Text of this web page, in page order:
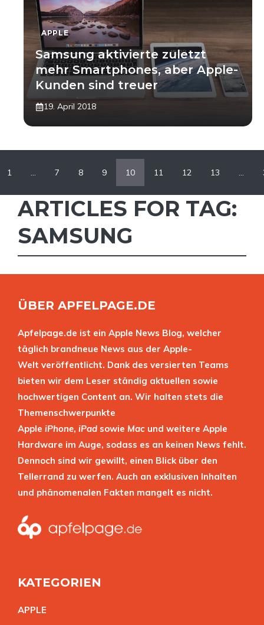
APPLE
Samsung aktivierte zuletzt
mehr Smartphones, aber Apple-
Kunden sind treuer
19. April 2018
1 … 7 8 9 10 11 12 13 …
ARTICLES FOR TAG:
SAMSUNG
ÜBER APFELPAGE.DE
Apfelpage.de ist ein Apple News Blog, welcher
täglich brandneue News aus der Apple-
Welt veröffentlicht. Dank des versierten Teams
bieten wir dem Leser ständig aktuellen sowie
hochwertigen Content an. Wir halten stets die
Themenschwerpunkte
Apple iPhone, iPad sowie Mac und weitere Apple
Hardware im Auge, sodass es an keinen News fehlt.
Dennoch sind wir gewillt, einen Blick über den
Tellerrand zu werfen. Auch an exklusiven Inhalten
und phänomenalen Fakten mangelt es nicht.
KATEGORIEN
APPLE